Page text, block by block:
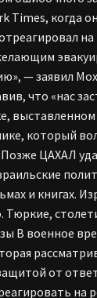
Times, когда
— заявил
что «нас
выставленном
который
ЦАХАЛ
и книгах.
В военное
от
на